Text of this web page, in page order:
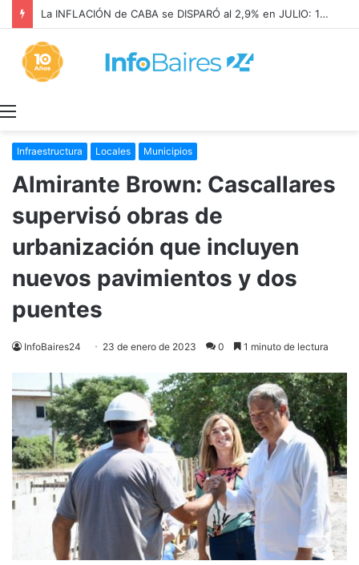
La INFLACIÓN de CABA se DISPARÓ al 2,9% en JULIO: 19,4% en 2026
Infraestructura Locales Municipios
Almirante Brown: Cascallares
supervisó obras de
urbanización que incluyen
nuevos pavimientos y dos
puentes
InfoBaires24 23 de enero de 2023 0 1 minuto de lectura